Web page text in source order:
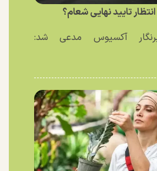
انتظار تایید نهایی شعام؟
آکسیوس مدعی شد: